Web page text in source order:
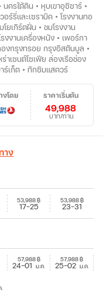
นครใต้ดิน • หุบเขาอุซิซาร์ •
อร์รี่และเซรามิค • โรงงานทอ
โยเกิร์ตฝิ่น • ชมโรงงาน
งานเครื่องหนัง • เพอร์กา
องกรุงทรอย กรุงอิสตันบูล •
าเซนต์โซเฟีย ล่องเรือช่อง
ร์เก็ต • ทักซิมแสควร์
ราคาเริ่มต้น
49,988
บาท/ท่าน
งโดย
าง
53,988฿
17-25
53,988฿
23-31
57,988฿
24-01 ม.ค.
57,988฿
25-02 ม.ค.
.